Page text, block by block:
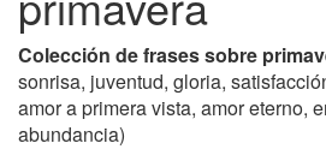
Colección de frases sobre
sonrisa, juventud, gloria,
amor a primera vista, amor eterno,
abundancia)